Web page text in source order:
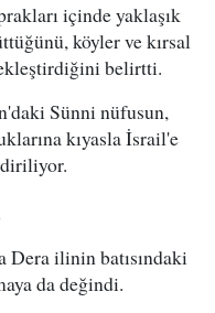
içinde yaklaşık
köyler ve kırsal
belirtti.
Sünni nüfusun,
kıyasla İsrail'e
Dera ilinin batısındaki
da değindi.